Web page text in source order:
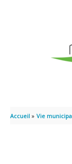
Accueil Vie